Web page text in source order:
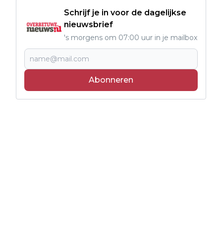
Schrijf je in voor de dagelijkse
nieuwsbrief
's morgens om 07:00 uur in je mailbox
Abonneren